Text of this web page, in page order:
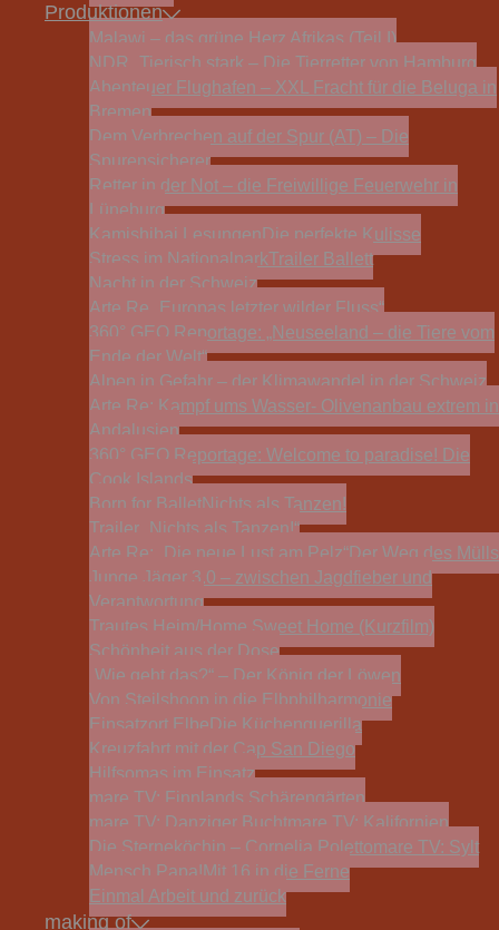
Produktionen
Malawi – das grüne Herz Afrikas (Teil I)
NDR „Tierisch stark – Die Tierretter von Hamburg
Abenteuer Flughafen – XXL Fracht für die Beluga in
Bremen
Dem Verbrechen auf der Spur (AT) – Die
Spurensicherer
Retter in der Not – die Freiwillige Feuerwehr in
Lüneburg
Kamishibai LesungenDie perfekte Kulisse
Stress im NationalparkTrailer Ballett
Nacht in der Schweiz
Arte Re „Europas letzter wilder Fluss“
360° GEO Reportage: „Neuseeland – die Tiere vom
Ende der Welt“
Alpen in Gefahr – der Klimawandel in der Schweiz
Arte Re: Kampf ums Wasser- Olivenanbau extrem in
Andalusien
360° GEO Reportage: Welcome to paradise! Die
Cook Islands
Born for BalletNichts als Tanzen!
Trailer „Nichts als Tanzen!“
Arte Re: „Die neue Lust am Pelz“Der Weg des Mülls
Junge Jäger 3.0 – zwischen Jagdfieber und
Verantwortung
Trautes Heim/Home Sweet Home (Kurzfilm)
Schönheit aus der Dose
„Wie geht das?“ – Der König der Löwen
Von Steilshoop in die Elbphilharmonie
Einsatzort ElbeDie Küchenguerilla
Kreuzfahrt mit der Cap San Diego
Hilfsomas im Einsatz
mare TV: Finnlands Schärengärten
mare TV: Danziger Buchtmare TV: Kalifornien
Die Sterneköchin – Cornelia Polettomare TV: Sylt
Mensch Papa!Mit 16 in die Ferne
Einmal Arbeit und zurück
making of